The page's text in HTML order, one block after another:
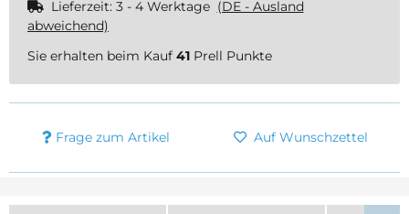
Lieferzeit: 3 - 4 Werktage (DE - Ausland
abweichend)
Sie erhalten beim Kauf 41 Prell Punkte
Frage zum Artikel Auf Wunschzettel